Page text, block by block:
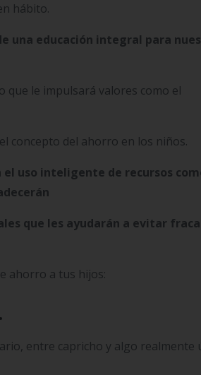
hábito.
una educación integral para
que le impulsará valores como el
concepto del ahorro en los niños.
uso inteligente de recursos
que les ayudarán a evitar
ahorro a tus hijos:
entre capricho y algo realmente